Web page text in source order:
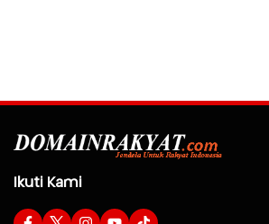
Ikuti Kami